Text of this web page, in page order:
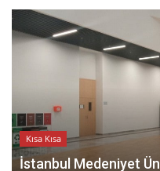
Kısa Kısa
İstanbul Medeniyet